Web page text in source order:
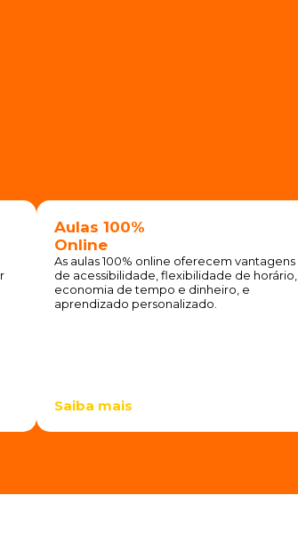
Aulas 100%
Online
As aulas 100% online oferecem vantagens
de acessibilidade, flexibilidade de horário,
economia de tempo e dinheiro, e
aprendizado personalizado.
Saiba mais